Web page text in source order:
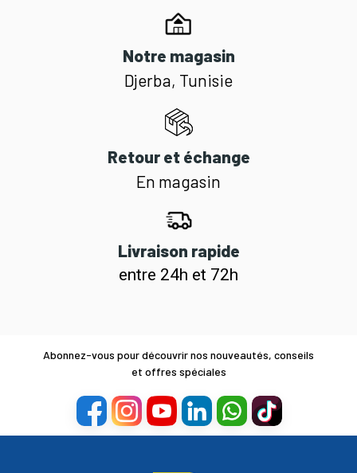
Notre magasin
Djerba, Tunisie
Retour et échange
En magasin
Livraison rapide
entre 24h et 72h
Abonnez-vous pour découvrir nos nouveautés, conseils
et offres spéciales